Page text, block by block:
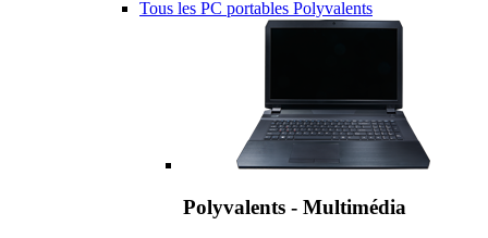
Tous les PC portables Polyvalents
Polyvalents - Multimédia